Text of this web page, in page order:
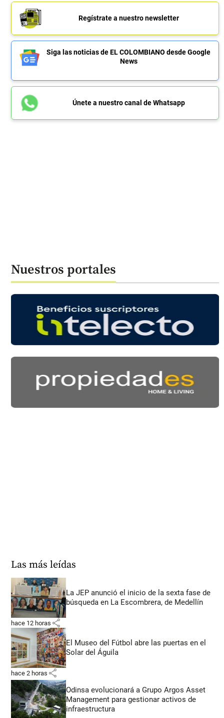
Regístrate a nuestro newsletter
Siga las noticias de EL COLOMBIANO desde Google
News
Únete a nuestro canal de Whatsapp
Nuestros portales
Las más leídas
La JEP anunció el inicio de la sexta fase de
búsqueda en La Escombrera, de Medellín
hace 12 horas share
El Museo del Fútbol abre las puertas en el
Solar del Águila
hace 2 horas share
Odinsa evolucionará a Grupo Argos Asset
Management para gestionar activos de
infraestructura